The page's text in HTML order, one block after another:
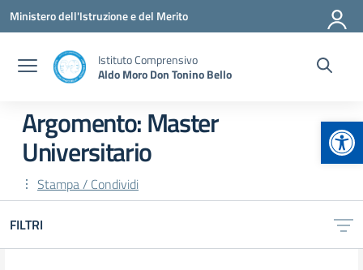
Vai ai contenuti
Vai al menu di navigazione
Vai al footer
Ministero dell'Istruzione e del Merito
Istituto Comprensivo
Aldo Moro Don Tonino Bello
Argomento: Master
Universitario
Stampa / Condividi
FILTRI